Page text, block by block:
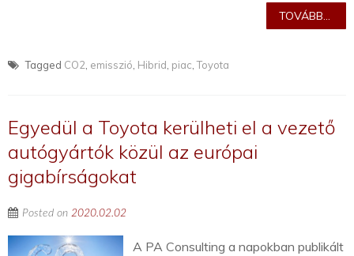
TOVÁBB...
Tagged CO2 emisszió Hibrid piac ,Toyota
Egyedül a Toyota kerülheti el a vezető
autógyártók közül az európai
gigabírságokat
Posted on 2020.02.02
A PA Consulting a napokban publikált